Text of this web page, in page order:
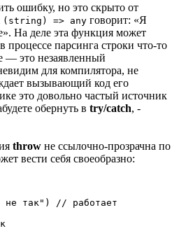
ошибку, но это скрыто от
(string) => any говорит: «Я
На деле эта функция может
процессе парсинга строки что-то
— это незаявленный
для компилятора, не
вызывающий код его
это довольно частый источник
обернуть в try/catch, -
throw не ссылочно-прозрачна по
вести себя своеобразно:
не так") // работает